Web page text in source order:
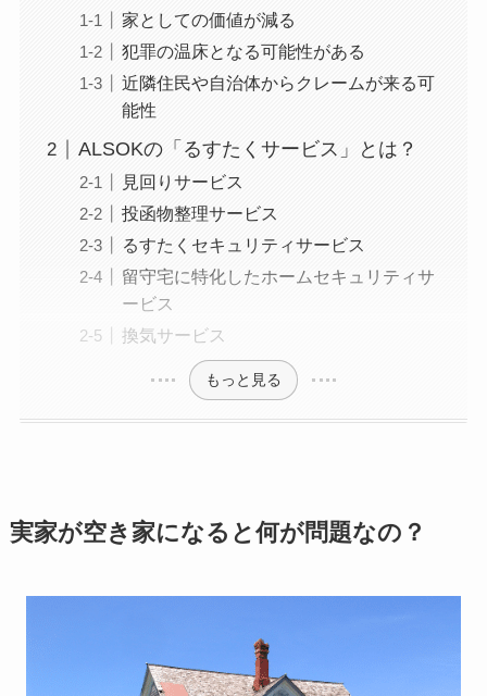
家としての価値が減る
犯罪の温床となる可能性がある
近隣住民や自治体からクレームが来る可
能性
ALSOKの「るすたくサービス」とは？
見回りサービス
投函物整理サービス
るすたくセキュリティサービス
留守宅に特化したホームセキュリティサ
ービス
換気サービス
もっと見る
実家が空き家になると何が問題なの？